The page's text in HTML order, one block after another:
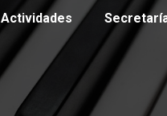
Actividades